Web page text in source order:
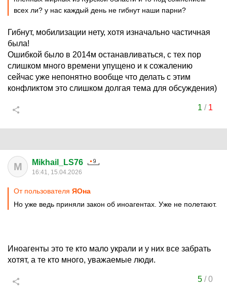
всех ли? у нас каждый день не гибнут наши парни?
Гибнут, мобилизации нету, хотя изначально частичная
была!
Ошибкой было в 2014м останавливаться, с тех пор
слишком много времени упущено и к сожалению
сейчас уже непонятно вообще что делать с этим
конфликтом это слишком долгая тема для обсуждения)
1 / 1
M Mikhail_LS76
16:41, 15.04.2026
От пользователя ЯОна
Но уже ведь приняли закон об иноагентах. Уже не полетают.
Иноагенты это те кто мало украли и у них все забрать
хотят, а те кто много, уважаемые люди.
5/0